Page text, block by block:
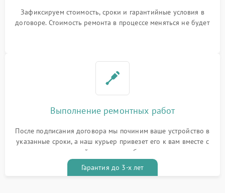
Зафиксируем стоимость, сроки и гарантийные условия в
договоре. Стоимость ремонта в процессе меняться не будет
Выполнение ремонтных работ
После подписания договора мы починим ваше устройство в
указанные сроки, а наш курьер привезет его к вам вместе с
гарантийным талоном бесплатно
Гарантия до 3-х лет